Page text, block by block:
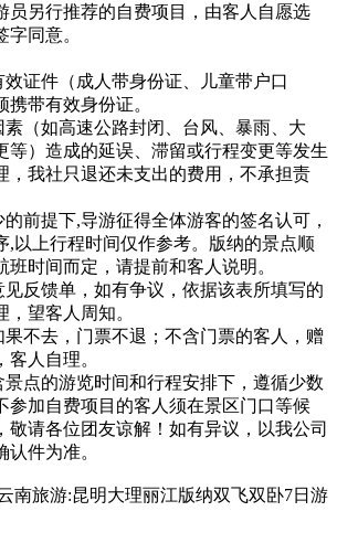
员另行推荐的自费项目，由客人自愿选
同意。
证件（成人带身份证、儿童带户口
带有效身份证。
素（如高速公路封闭、台风、暴雨、大
等）造成的延误、滞留或行程变更等发生
，我社只退还未支出的费用，不承担责
前提下,导游征得全体游客的签名认可，
,以上行程时间仅作参考。版纳的景点顺
班时间而定，请提前和客人说明。
反馈单，如有争议，依据该表所填写的
望客人周知。
果不去，门票不退；不含门票的客人，赠
人自理。
点的游览时间和行程安排下，遵循少数
参加自费项目的客人须在景区门口等候
敬请各位团友谅解！如有异议，以我公司
件为准。
旅游:昆明大理丽江版纳双飞双卧7日游